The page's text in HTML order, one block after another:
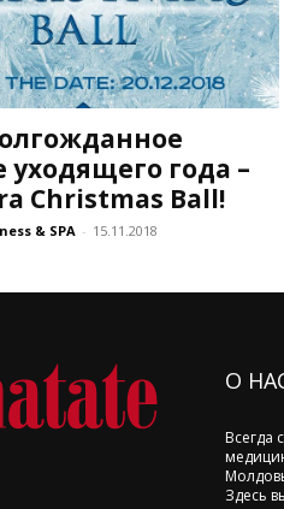
уходящего года –
Christmas Ball!
& SPA - 15.11.2018
О
Всегда
Здесь